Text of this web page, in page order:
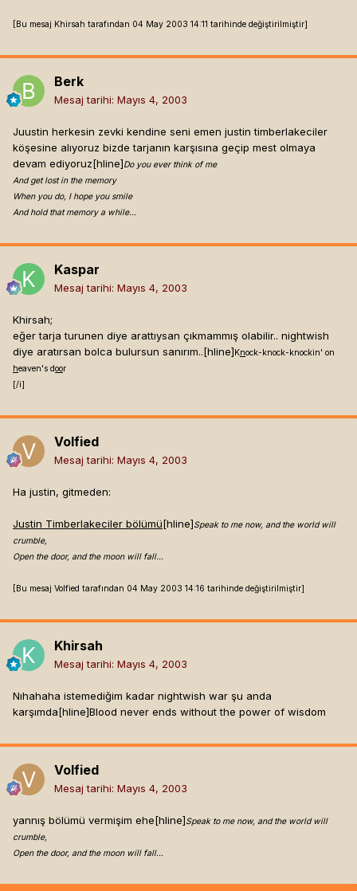
[Bu mesaj Khirsah tarafından 04 May 2003 14:11 tarihinde değiştirilmiştir]
Berk
Mesaj tarihi: Mayıs 4, 2003
Juustin herkesin zevki kendine seni emen justin timberlakeciler
köşesine alıyoruz bizde tarjanın karşısına geçip mest olmaya
devam ediyoruz[hline]Do you ever think of me
And get lost in the memory
When you do, I hope you smile
And hold that memory a while…
Kaspar
Mesaj tarihi: Mayıs 4, 2003
Khirsah;
eğer tarja turunen diye arattıysan çıkmammış olabilir.. nightwish
diye aratırsan bolca bulursun sanırım..[hline] Knock-knock-knockin' on
heaven's door
[/i]
Volfied
Mesaj tarihi: Mayıs 4, 2003
Ha justin, gitmeden:
Justin Timberlakeciler bölümü[hline]Speak to me now, and the world will
crumble,
Open the door, and the moon will fall...
[Bu mesaj Volfied tarafından 04 May 2003 14:16 tarihinde değiştirilmiştir]
Khirsah
Mesaj tarihi: Mayıs 4, 2003
Nıhahaha istemediğim kadar nightwish war şu anda
karşımda[hline]Blood never ends without the power of wisdom
Volfied
Mesaj tarihi: Mayıs 4, 2003
yannış bölümü vermişim ehe[hline]Speak to me now, and the world will
crumble,
Open the door, and the moon will fall...